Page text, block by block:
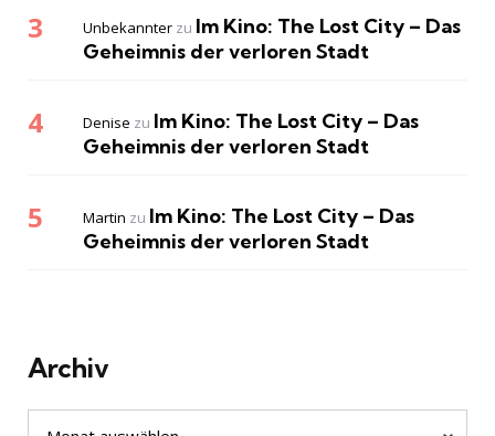
Unbekannter zu Im Kino: The Lost City – Das
Geheimnis der verloren Stadt
Denise zu Im Kino: The Lost City – Das
Geheimnis der verloren Stadt
Martin zu Im Kino: The Lost City – Das
Geheimnis der verloren Stadt
Archiv
Archiv